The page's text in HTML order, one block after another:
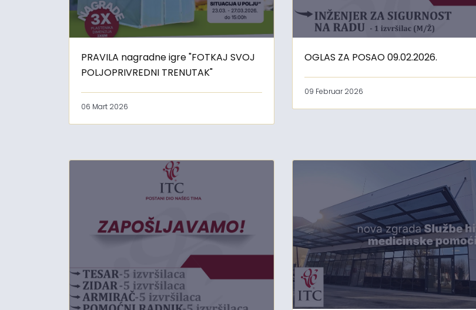
PRAVILA nagradne igre "FOTKAJ SVOJ
POLJOPRIVREDNI TRENUTAK"
06 Mart 2026
OGLAS ZA POSAO 09.02.2026.
09 Februar 2026